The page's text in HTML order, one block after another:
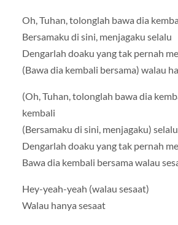
Oh, Tuhan, tolonglah bawa dia
Bersamaku di sini, menjagaku selalu
Dengarlah doaku yang tak pernah
(Bawa dia kembali bersama) walau
(Oh, Tuhan, tolonglah bawa dia
kembali
(Bersamaku di sini, menjagaku) selalu
Dengarlah doaku yang tak pernah
Bawa dia kembali bersama walau
Hey-yeah-yeah (walau sesaat)
Walau hanya sesaat